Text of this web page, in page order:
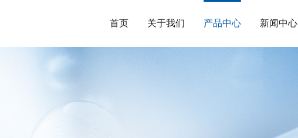
首页 关于我们 产品中心 新闻中心